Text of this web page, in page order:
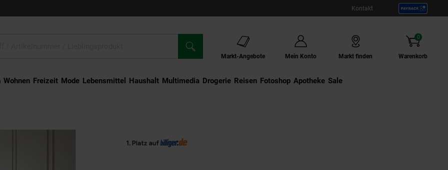
Kontakt
Markt-Angebote Mein Konto Markt finden Warenkorb
0
Artikel
Wohnen Freizeit Mode Lebensmittel Haushalt Multimedia Drogerie Externer Link:
Reisen Externer Link:
Fotoshop Externer Link:
Apotheke Sale